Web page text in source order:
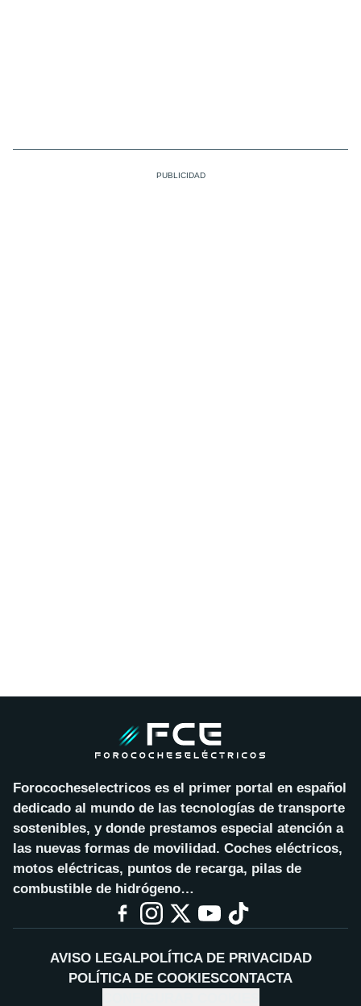
Forococheselectricos es el primer portal en español
dedicado al mundo de las tecnologías de transporte
sostenibles, y donde prestamos especial atención a
las nuevas formas de movilidad. Coches eléctricos,
motos eléctricas, puntos de recarga, pilas de
combustible de hidrógeno…
AVISO LEGALPOLÍTICA DE PRIVACIDAD
POLÍTICA DE COOKIESCONTACTA